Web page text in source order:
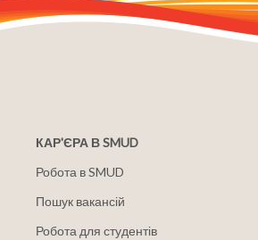
КАР'ЄРА В SMUD
Робота в SMUD
Пошук вакансій
Робота для студентів